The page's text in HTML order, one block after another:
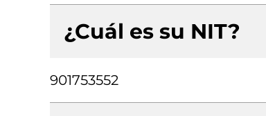
¿Cuál es su NIT?
901753552